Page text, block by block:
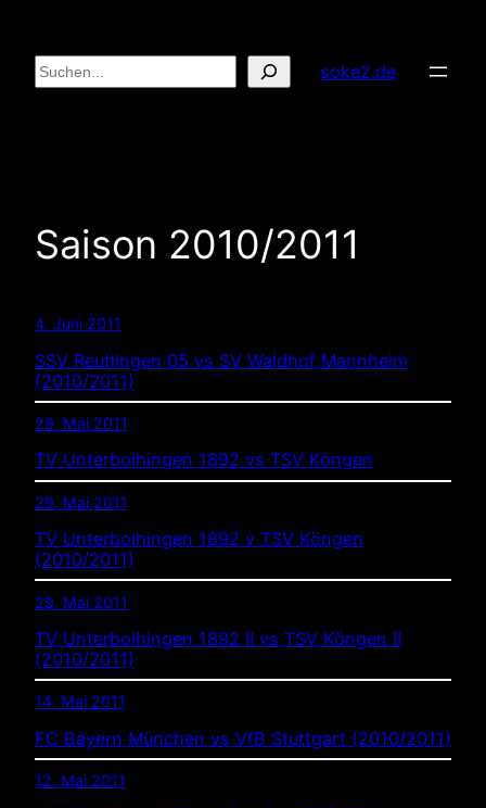
Inhalt
springen
Suchen soke2.de
Saison 2010/2011
4. Juni 2011
SSV Reutlingen 05 vs SV Waldhof Mannheim
(2010/2011)
29. Mai 2011
TV Unterboihingen 1892 vs TSV Köngen
29. Mai 2011
TV Unterboihingen 1892 v TSV Köngen
(2010/2011)
29. Mai 2011
TV Unterboihingen 1892 II vs TSV Köngen II
(2010/2011)
14. Mai 2011
FC Bayern München vs VfB Stuttgart (2010/2011)
12. Mai 2011